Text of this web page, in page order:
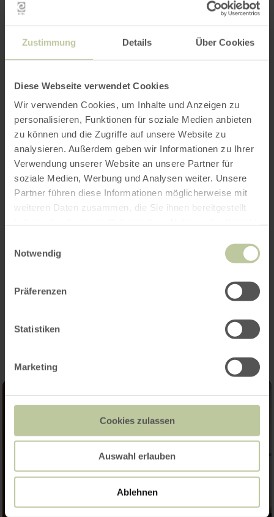
Zustimmung Details Über Cookies
Diese Webseite verwendet Cookies
Wir verwenden Cookies, um Inhalte und Anzeigen zu
personalisieren, Funktionen für soziale Medien anbieten
zu können und die Zugriffe auf unsere Website zu
analysieren. Außerdem geben wir Informationen zu Ihrer
Verwendung unserer Website an unsere Partner für
soziale Medien, Werbung und Analysen weiter. Unsere
Partner führen diese Informationen möglicherweise mit
weiteren Daten zusammen, die Sie ihnen bereitgestellt
Notwendig
Präferenzen
Statistiken
Marketing
Cookies zulassen
Auswahl erlauben
Ablehnen
Impressies